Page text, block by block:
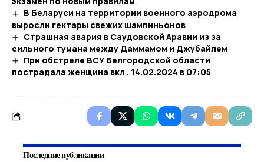
В Беларуси на территории военного аэродрома
выросли гектары свежих шампиньонов
Страшная авария в Саудовской Аравии из за
сильного тумана между Даммамом и Джубайлем
При обстреле ВСУ Белгородской области
пострадала женщина вкл . 14.02.2024 в 07:05
Последние публикации